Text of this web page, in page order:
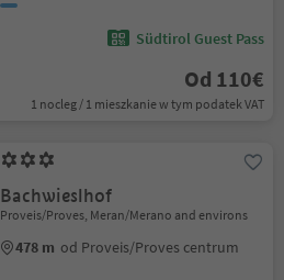
Südtirol Guest Pass
Od 110€
1 nocleg / 1 mieszkanie w tym podatek VAT
Bachwieslhof
Proveis/Proves, Meran/Merano and environs
478 m od Proveis/Proves centrum